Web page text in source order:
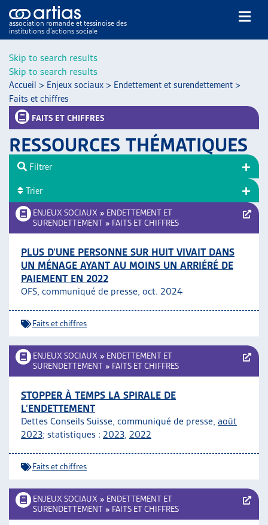
Skip to search results
Skip to search results
association romande et tessinoise des
institutions d’actions sociale
NOS PUBLICATIONS
ARTICLES
VEILLE
RESSOURCES
THÉMATIQUES
AUTRES
ARTIAS
L’ASSOCIATION
PROJETS ET ACTIVITÉS
JOURNÉES D’AUTOMNE
Accueil > Enjeux sociaux > Endettement et surendettement >
Faits et chiffres
FAITS ET CHIFFRES
RESSOURCES THÉMATIQUES
ENJEUX SOCIAUX » ENDETTEMENT ET
SURENDETTEMENT » FAITS ET CHIFFRES
PLUS D’UNE PERSONNE SUR HUIT VIVAIT DANS
UN MÉNAGE AYANT AU MOINS UN ARRIÉRÉ DE
PAIEMENT EN 2022
OFS, communiqué de presse, oct. 2024
Faits et chiffres
ENJEUX SOCIAUX » ENDETTEMENT ET
SURENDETTEMENT » FAITS ET CHIFFRES
STOPPER À TEMPS LA SPIRALE DE
L’ENDETTEMENT
Dettes Conseils Suisse, communiqué de presse, août
2023; statistiques : 2023, 2022
Faits et chiffres
ENJEUX SOCIAUX » ENDETTEMENT ET
SURENDETTEMENT » FAITS ET CHIFFRES
Filtrer
Trier